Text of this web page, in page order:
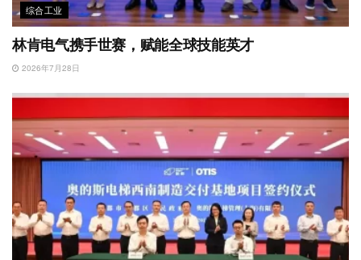
综合工业
林肯电气携手世赛，赋能全球技能英才
2026年7月28日